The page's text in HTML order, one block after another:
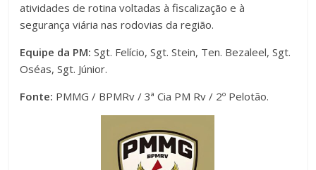
atividades de rotina voltadas à fiscalização e à
segurança viária nas rodovias da região.
Equipe da PM: Sgt. Felício, Sgt. Stein, Ten. Bezaleel, Sgt.
Oséas, Sgt. Júnior.
Fonte: PMMG / BPMRv / 3ª Cia PM Rv / 2º Pelotão.